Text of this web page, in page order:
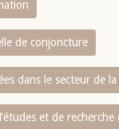
de conjoncture
dans le secteur de
et de recherche